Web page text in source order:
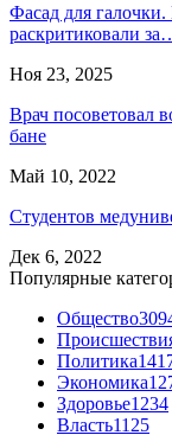
Фасад для
раскритиковали
Ноя 23, 2025
Врач посоветовал
бане
Май 10, 2022
Студентов
Дек 6, 2022
Популярные
Общество
Политика
Экономика
Здоровье1234
Власть1125